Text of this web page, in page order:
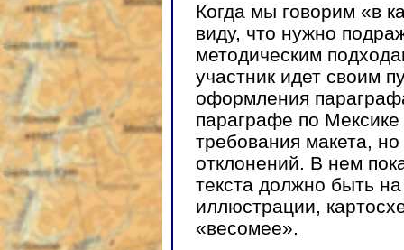
Когда мы говорим «в
виду, что нужно
методическим
участник идет своим
оформления
параграфе по
требования макета,
отклонений. В нем
текста должно быть
иллюстрации,
«весомее».